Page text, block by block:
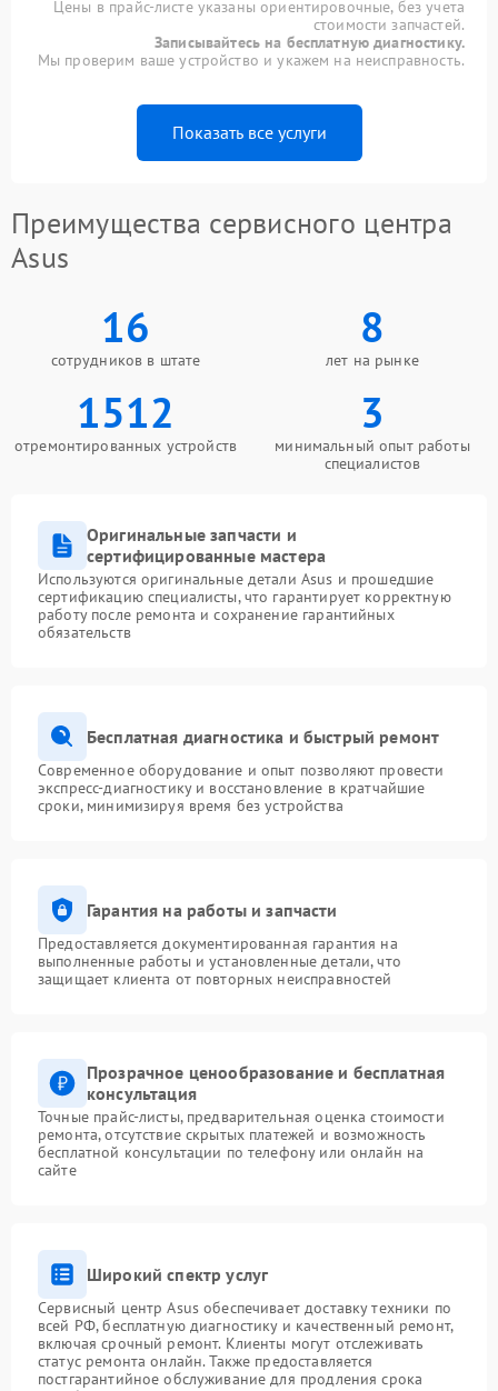
Цены в прайс-листе указаны ориентировочные, без учета
стоимости запчастей.
Записывайтесь на бесплатную диагностику.
Мы проверим ваше устройство и укажем на неисправность.
Показать все услуги
Преимущества сервисного центра
Asus
16
сотрудников в штате
8
лет на рынке
1512
отремонтированных устройств
3
минимальный опыт работы
специалистов
Оригинальные запчасти и
сертифицированные мастера
Используются оригинальные детали Asus и прошедшие
сертификацию специалисты, что гарантирует корректную
работу после ремонта и сохранение гарантийных
обязательств
Бесплатная диагностика и быстрый ремонт
Современное оборудование и опыт позволяют провести
экспресс-диагностику и восстановление в кратчайшие
сроки, минимизируя время без устройства
Гарантия на работы и запчасти
Предоставляется документированная гарантия на
выполненные работы и установленные детали, что
защищает клиента от повторных неисправностей
Прозрачное ценообразование и бесплатная
консультация
Точные прайс-листы, предварительная оценка стоимости
ремонта, отсутствие скрытых платежей и возможность
бесплатной консультации по телефону или онлайн на
сайте
Широкий спектр услуг
Сервисный центр Asus обеспечивает доставку техники по
всей РФ, бесплатную диагностику и качественный ремонт,
включая срочный ремонт. Клиенты могут отслеживать
статус ремонта онлайн. Также предоставляется
постгарантийное обслуживание для продления срока